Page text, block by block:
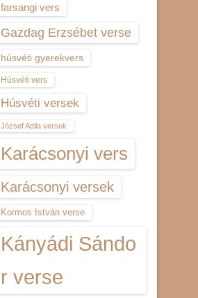
farsangi vers
Gazdag Erzsébet verse
húsvéti gyerekvers
Húsvéti vers
Húsvéti versek
József Attila versek
Karácsonyi vers
Karácsonyi versek
Kormos István verse
Kányádi Sándo
r verse